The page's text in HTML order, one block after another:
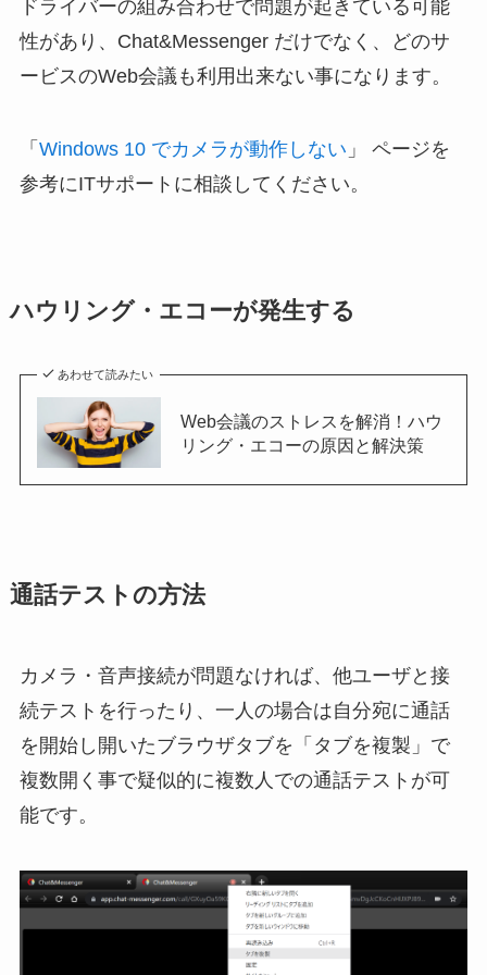
ドライバーの組み合わせで問題が起きている可能
性があり、Chat&Messenger だけでなく、どのサ
ービスのWeb会議も利用出来ない事になります。
「 Windows 10 でカメラが動作しない 」 ページを
参考にITサポートに相談してください。
ハウリング・エコーが発生する
あわせて読みたい
Web会議のストレスを解消！ハウ
リング・エコーの原因と解決策
通話テストの方法
カメラ・音声接続が問題なければ、他ユーザと接
続テストを行ったり、一人の場合は自分宛に通話
を開始し開いたブラウザタブを「タブを複製」で
複数開く事で疑似的に複数人での通話テストが可
能です。